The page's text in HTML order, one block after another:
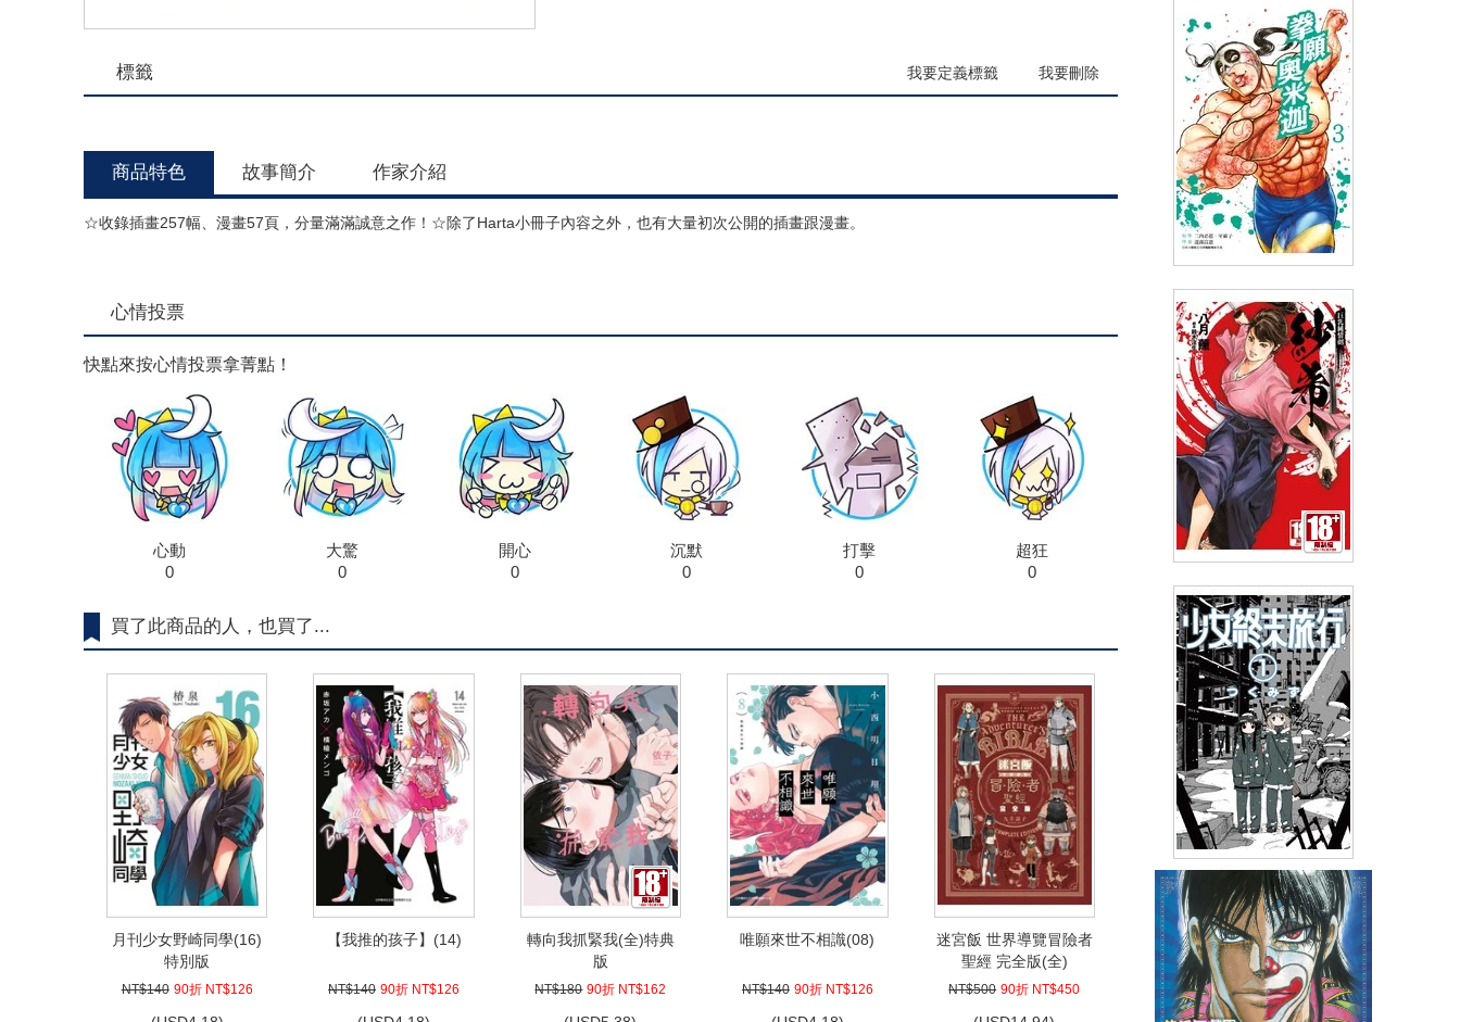
標籤 我要定義標籤 我要刪除
商品特色 故事簡介 作家介紹
☆收錄插畫257幅、漫畫57頁，分量滿滿誠意之作！☆除了Harta小冊子內容之外，也有大量初次公開的插畫跟漫畫。
心情投票
快點來按心情投票拿菁點！
心動
0
大驚
0
開心
0
沉默
0
打擊
0
超狂
0
買了此商品的人，也買了...
月刊少女野崎同學(16)
特別版
NT$140 90折 NT$126
【我推的孩子】(14)
NT$140 90折 NT$126
轉向我抓緊我(全)特典
版
NT$180 90折 NT$162
唯願來世不相識(08)
NT$140 90折 NT$126
迷宮飯 世界導覽冒險者
聖經 完全版(全)
NT$500 90折 NT$450
NT$140 90折 NT$126 (USD4.18)
拳願奧米迦(03)
NT$140 90折 NT$126 (USD 4.18)
巨乳純情劍 紗希(02)
NT$140 90折 NT$126 ( USD4.18)
少女終末旅行(01)
NT$160 90折 NT$144 (USD4.78)